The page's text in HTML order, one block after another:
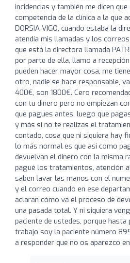
incidencias y también me dicen
competencia de la clínica a la que
DORSIA VIGO, cuando estaba la
atendía mis llamadas y los correos
que está la directora llamada
por parte de ella, llamo a
pueden hacer mayor cosa, me
otro, nadie se hace responsable,
400€, son 1800€. Cero
con tu dinero pero no empiezan
que pagues antes, luego que
y más si no te realizas el
contado, cosa que ni siquiera hay
lo más normal es que así como
devuelvan el dinero con la misma
pagué los tratamientos, atención
saben lavar las manos con el
y el correo cuando en ese
aclaran cómo va el proceso de
una pasada total. Y ni siquiera
paciente de ustedes, porque
trabajo soy la paciente número
a responder que no os aparezco